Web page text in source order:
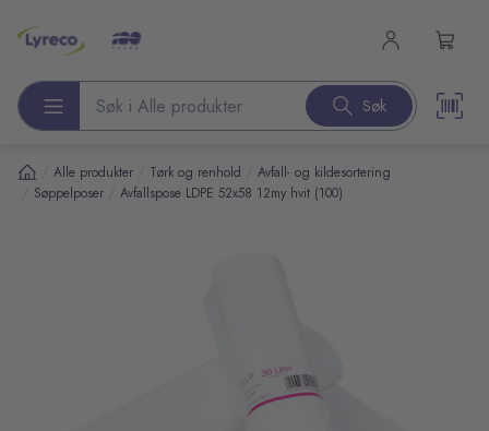
Søk etter produkter Søk
Alle produkter Tørk og renhold Avfall- og kildesortering
Søppelposer Avfallspose LDPE 52x58 12my hvit (100)